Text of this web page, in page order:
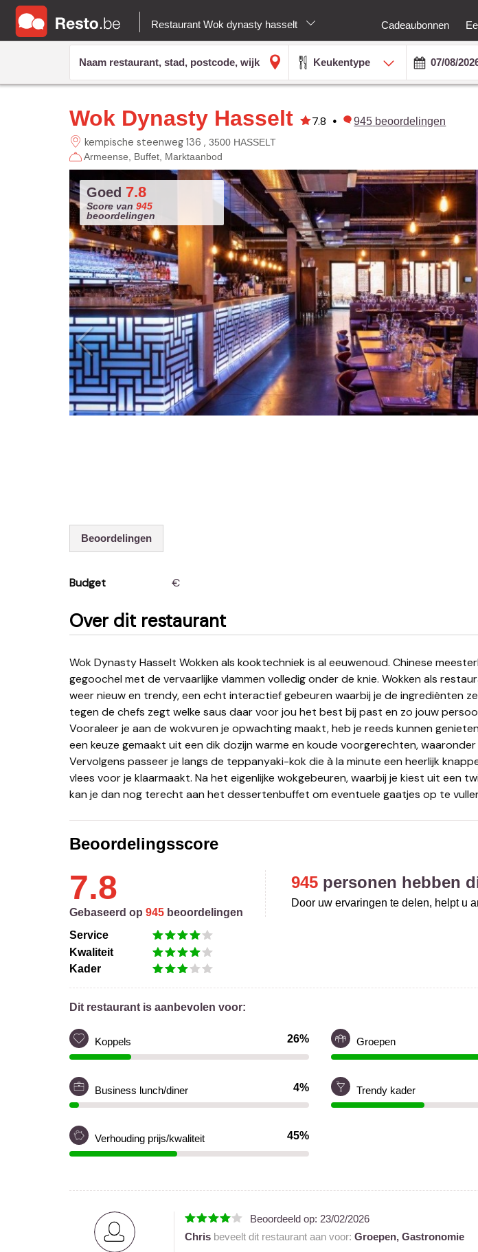
Restaurant Wok dynasty hasselt Cadeaubonnen
Keukentype
Wok Dynasty Hasselt 7.8 • 945 beoordelingen
kempische steenweg 136
3500 HASSELT
Armeense
Buffet Marktaanbod
Goed 7.8
Score van 945
beoordelingen
Beoordelingen
Budget €
Over dit restaurant
Wok Dynasty Hasselt Wokken als kooktechniek is al eeuwenoud. Chinese meesterkoks hebben het
gegoochel met de vervaarlijke vlammen volledig onder de knie. Wokken als
weer nieuw en trendy, een echt interactief gebeuren waarbij je de ingrediënten
tegen de chefs zegt welke saus daar voor jou het best bij past en zo jouw
Vooraleer je aan de wokvuren je opwachting maakt, heb je reeds kunnen
een keuze gemaakt uit een dik dozijn warme en koude voorgerechten, waaronder
Vervolgens passeer je langs de teppanyaki-kok die à la minute een heerlijk
vlees voor je klaarmaakt. Na het eigenlijke wokgebeuren, waarbij je kiest uit een
kan je dan nog terecht aan het dessertenbuffet om eventuele gaatjes op te
Beoordelingsscore
7.8
Gebaseerd op 945 beoordelingen
Service
Kwaliteit
Kader
945 personen hebben
Door uw ervaringen te delen, helpt u
Dit restaurant is aanbevolen voor:
Koppels 26% Groepen
Business lunch/diner 4% Trendy kader
Verhouding prijs/kwaliteit 45%
Beoordeeld op: 23/02/2026
Chrisbeveelt dit restaurant aan voor: Groepen, Gastronomie